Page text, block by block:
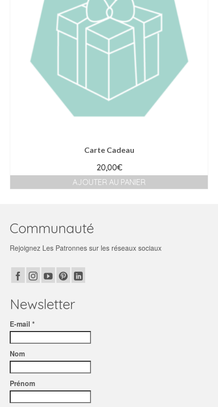
Carte Cadeau
20,00€
AJOUTER AU PANIER
Communauté
Rejoignez Les Patronnes sur les réseaux sociaux
Newsletter
E-mail *
Nom
Prénom